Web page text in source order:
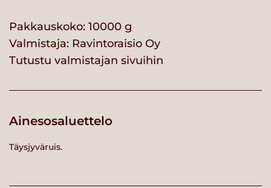
Pakkauskoko: 10000 g
Valmistaja: Ravintoraisio Oy
Tutustu valmistajan sivuihin
Ainesosaluettelo
Täysjyväruis.